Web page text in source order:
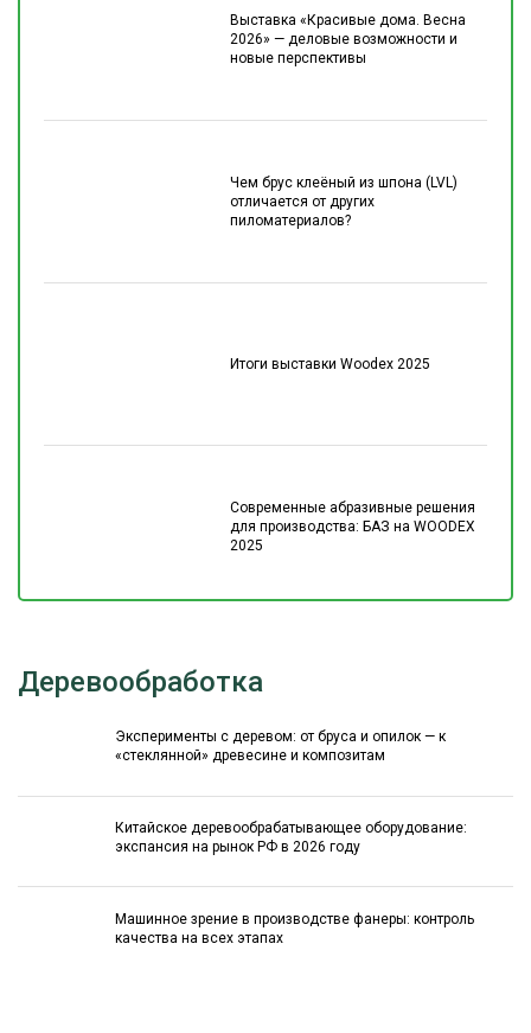
Выставка «Красивые дома. Весна
2026» — деловые возможности и
новые перспективы
Чем брус клеёный из шпона (LVL)
отличается от других
пиломатериалов?
Итоги выставки Woodex 2025
Современные абразивные решения
для производства: БАЗ на WOODEX
2025
Деревообработка
Эксперименты с деревом: от бруса и опилок — к
«стеклянной» древесине и композитам
Китайское деревообрабатывающее оборудование:
экспансия на рынок РФ в 2026 году
Машинное зрение в производстве фанеры: контроль
качества на всех этапах